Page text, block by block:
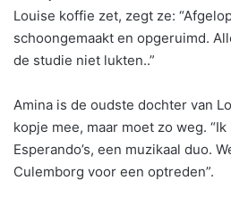
Louise koffie zet, zegt ze:
schoongemaakt en opgeruimd.
de studie niet lukten..”
Amina is de oudste dochter van
kopje mee, maar moet zo weg.
Esperando’s, een muzikaal duo.
Culemborg voor een optreden”.